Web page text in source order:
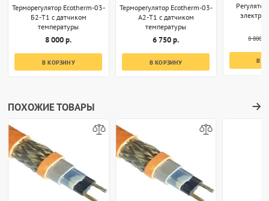
Терморегулятор Ecotherm-03-
Б2-T1 с датчиком
температуры
8 000 р.
В КОРЗИНУ
Терморегулятор Ecotherm-03-
А2-T1 с датчиком
температуры
6 750 р.
В КОРЗИНУ
8 800 р.
В
ПОХОЖИЕ ТОВАРЫ